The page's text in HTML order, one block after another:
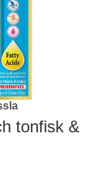
tonfisk &